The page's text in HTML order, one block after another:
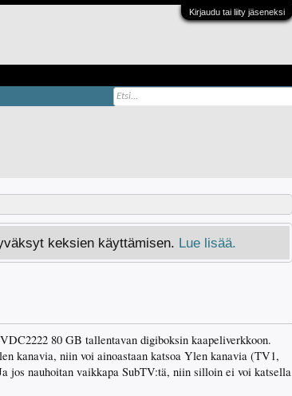
Kirjaudu tai liity jäseneksi
keksien käyttämisen. Lue lisää.
80 GB tallentavan digiboksin kaapeliverkkoon.
kanavia, niin voi ainoastaan katsoa Ylen kanavia (TV1,
jos nauhoitan vaikkapa SubTV:tä, niin silloin ei voi katsella